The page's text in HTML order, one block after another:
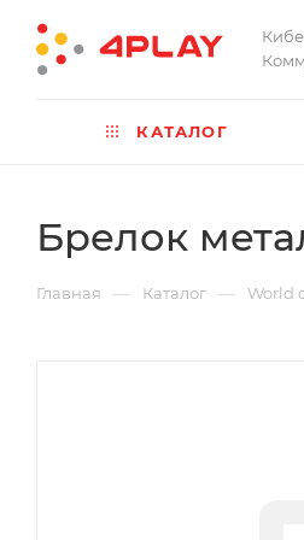
КАТАЛОГ
Брелок
Главная — Каталог — World